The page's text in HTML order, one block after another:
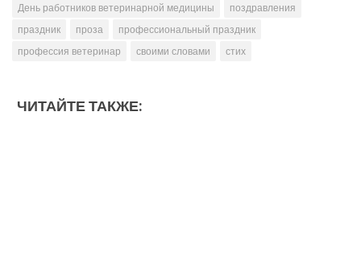
День работников ветеринарной медицины
поздравления
праздник
проза
профессиональный праздник
профессия ветеринар
своими словами стих
ЧИТАЙТЕ ТАКЖЕ: